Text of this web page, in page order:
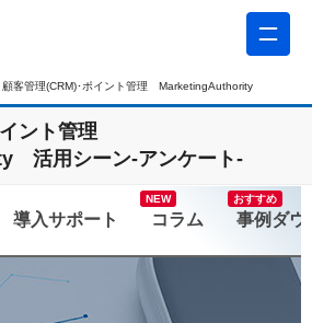
顧客管理(CRM)･ポイント管理 MarketingAuthority
ント管理
活用シーン-アンケート-
コラム
おすすめ